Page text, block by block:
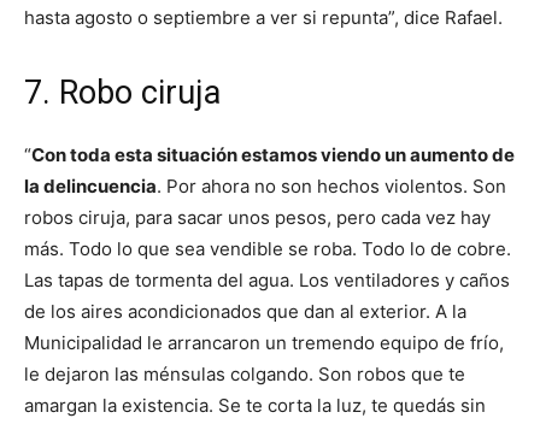
hasta agosto o septiembre a ver si repunta”, dice Rafael.
7. Robo ciruja
“Con toda esta situación estamos viendo un aumento de
la delincuencia. Por ahora no son hechos violentos. Son
robos ciruja, para sacar unos pesos, pero cada vez hay
más. Todo lo que sea vendible se roba. Todo lo de cobre.
Las tapas de tormenta del agua. Los ventiladores y caños
de los aires acondicionados que dan al exterior. A la
Municipalidad le arrancaron un tremendo equipo de frío,
le dejaron las ménsulas colgando. Son robos que te
amargan la existencia. Se te corta la luz, te quedás sin